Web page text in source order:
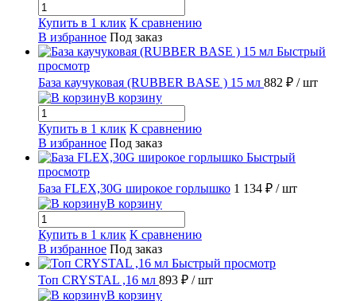
Купить в 1 клик К сравнению
В избранное Под заказ
Быстрый
просмотр
База каучуковая (RUBBER BASE ) 15 мл 882 ₽ / шт
В корзину
Купить в 1 клик К сравнению
В избранное Под заказ
Быстрый
просмотр
База FLEX,30G широкое горлышко 1 134 ₽ / шт
В корзину
Купить в 1 клик К сравнению
В избранное Под заказ
Быстрый просмотр
Топ CRYSTAL ,16 мл 893 ₽ / шт
В корзину